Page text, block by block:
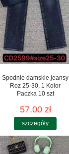
Spodnie damskie jeansy
Roz 25-30, 1 Kolor
Paczka 10 szt
57.00 zł
szczegóły